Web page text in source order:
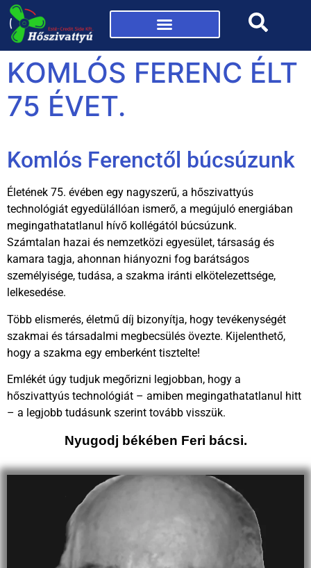
KOMLÓS FERENC ÉLT
75 ÉVET.
Komlós Ferenctől búcsúzunk
Életének 75. évében egy nagyszerű, a hőszivattyús
technológiát egyedülállóan ismerő, a megújuló energiában
megingathatatlanul hívő kollégától búcsúzunk.
Számtalan hazai és nemzetközi egyesület, társaság és
kamara tagja, ahonnan hiányozni fog barátságos
személyisége, tudása, a szakma iránti elkötelezettsége,
lelkesedése.
Több elismerés, életmű díj bizonyítja, hogy tevékenységét
szakmai és társadalmi megbecsülés övezte. Kijelenthető,
hogy a szakma egy emberként tisztelte!
Emlékét úgy tudjuk megőrizni legjobban, hogy a
hőszivattyús technológiát – amiben megingathatatlanul hitt
– a legjobb tudásunk szerint tovább visszük.
Nyugodj békében Feri bácsi.